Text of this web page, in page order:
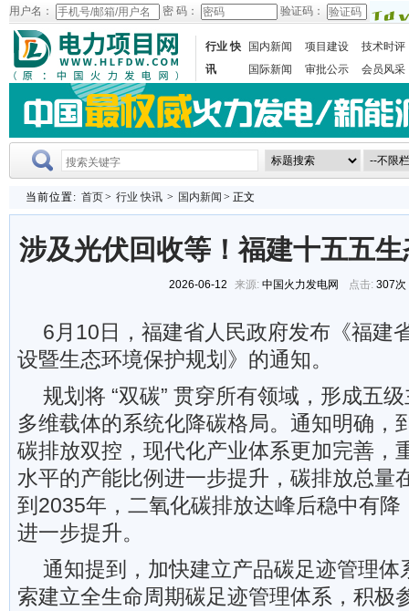
用户名： 密 码： 验证码：
行业 快
讯
国内新闻 项目建设
技术时评
国际新闻
审批公示 会员风采
当前位置: 首页> 行业 快讯 > 国内新闻 > 正文
涉及光伏回收等！福建十五五
2026-06-12 来源: 中国火力发电网 点击: 307次
6月10日，福建省人民政府发布《福建
设暨生态环境保护规划》的通知。
规划将 “双碳” 贯穿所有领域，形成五
多维载体的系统化降碳格局。通知明确，
碳排放双控，现代化产业体系更加完善，
水平的产能比例进一步提升，碳排放总量
到2035年，二氧化碳排放达峰后稳中有
进一步提升。
通知提到，加快建立产品碳足迹管理体
索建立全生命周期碳足迹管理体系，积极